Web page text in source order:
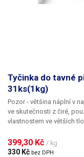
Tyčinka do tavné
31ks(1kg)
Pozor - většina náplní v
ve skutečnosti z čiré,
vlastnostem ve větších
bělosti. Bod měknutí
399,30 Kč / kg
330 Kč bez DPH